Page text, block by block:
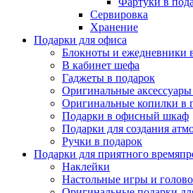
Сервировка
Хранение
Подарки для офиса
Блокноты и ежедневники
В кабинет шефа
Гаджеты в подарок
Оригинальные аксессуары
Оригинальные копилки в
Подарки в офисный шкаф
Подарки для создания
Ручки в подарок
Подарки для приятного
Наклейки
Настольные игры и